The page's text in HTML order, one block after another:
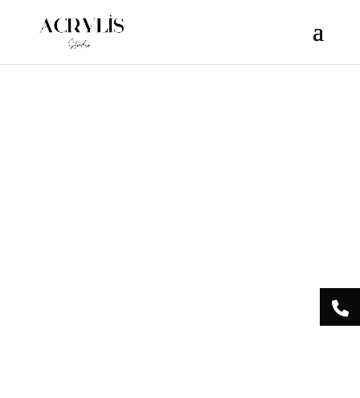
infection. * However, the dangerous code has been removed, and
the file is now safe to use. */